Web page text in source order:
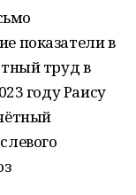
показатели в
труд в
году Раису